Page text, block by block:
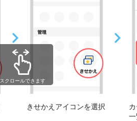
きせかえアイコンを選択
スクロールできます